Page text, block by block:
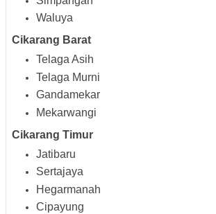
Waluya
Cikarang Barat
Telaga Asih
Telaga Murni
Gandamekar
Mekarwangi
Cikarang Timur
Jatibaru
Sertajaya
Hegarmanah
Cipayung